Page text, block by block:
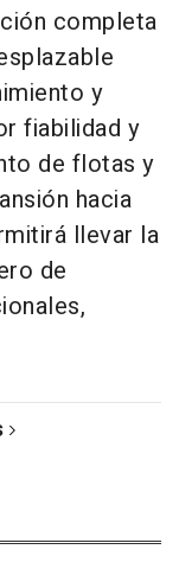
completa
y
fiabilidad y
de flotas y
hacia
llevar la
de